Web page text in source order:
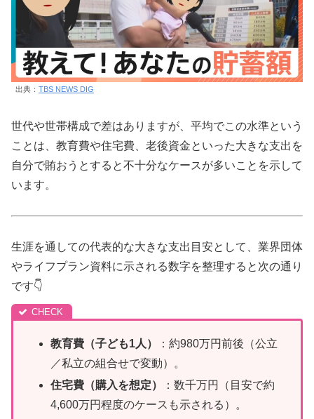
出典： TBS NEWS DIG
世代や世帯構成で差はありますが、平均でこの水準という
ことは、教育費や住宅費、老後資金といった大きな支出を
自分で賄おうとすると不十分なケースが多いことを示して
います。
生涯を通しての代表的な大きな支出目安として、業界団体
やライフプラン資料に示される数字を整理すると次の通り
です👇
教育費（子ども1人）
：約980万円前後（公立
／私立の組合せで変動）。
住宅費（購入を想定）
：数千万円（目安で約
4,600万円程度のケースも示される）。